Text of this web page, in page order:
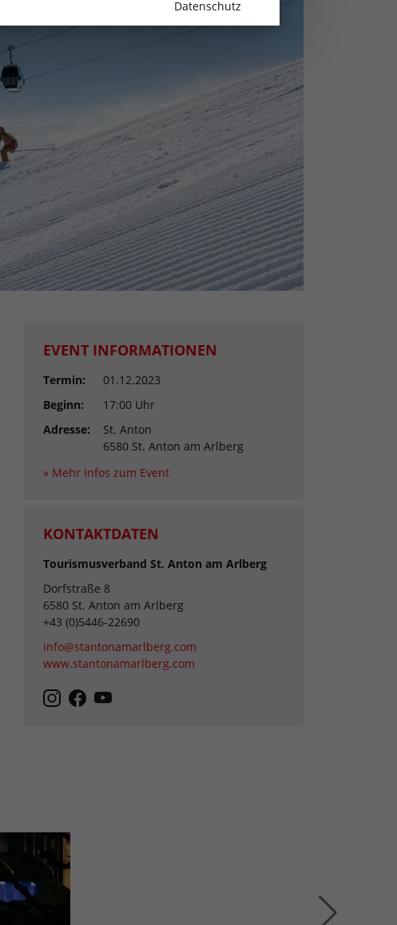
EVENT INFORMATIONEN
Termin:
01.12.2023
Beginn:
17:00 Uhr
Adresse:
St. Anton
6580 St. Anton am Arlberg
» Mehr Infos zum Event
KONTAKTDATEN
Tourismusverband St. Anton am Arlberg
Dorfstraße 8
6580 St. Anton am Arlberg
+43 (0)5446-22690
info@stantonamarlberg.com
www.stantonamarlberg.com
Datenschutz